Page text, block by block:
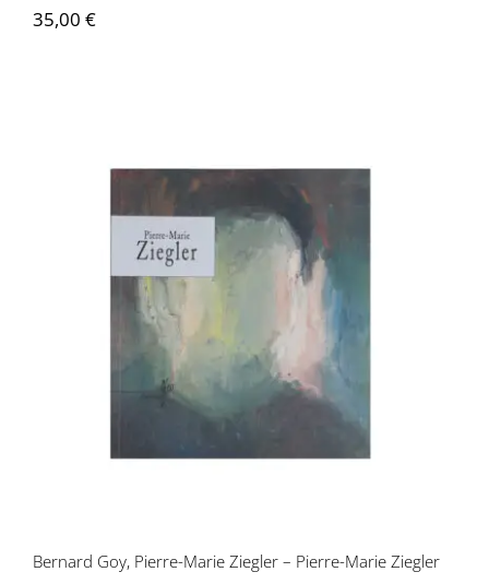
35,00 €
Bernard Goy, Pierre-Marie Ziegler –
Pierre-Marie Ziegler
Bernard Goy, Pierre-Marie Ziegler – Pierre-Marie Ziegler